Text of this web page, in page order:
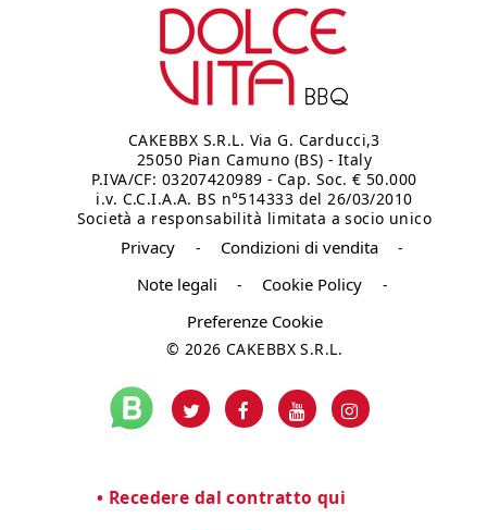
CAKEBBX S.R.L. Via G. Carducci,3
25050 Pian Camuno (BS) - Italy
P.IVA/CF: 03207420989 - Cap. Soc. € 50.000
i.v. C.C.I.A.A. BS n°514333 del 26/03/2010
Società a responsabilità limitata a socio unico
Privacy - Condizioni di vendita -
Note legali - Cookie Policy -
Preferenze Cookie
© 2026 CAKEBBX S.R.L.
Recedere dal contratto qui